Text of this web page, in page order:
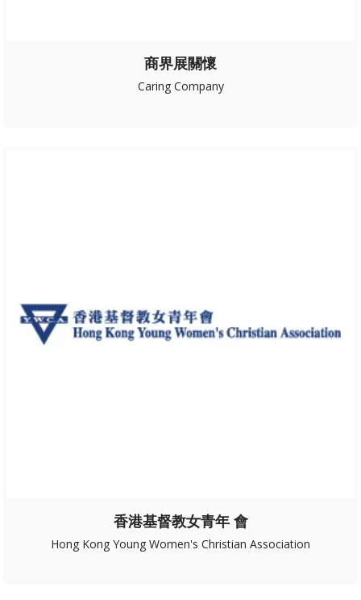
商界展關懷
Caring Company
香港基督教女青年 會
Hong Kong Young Women's Christian Association